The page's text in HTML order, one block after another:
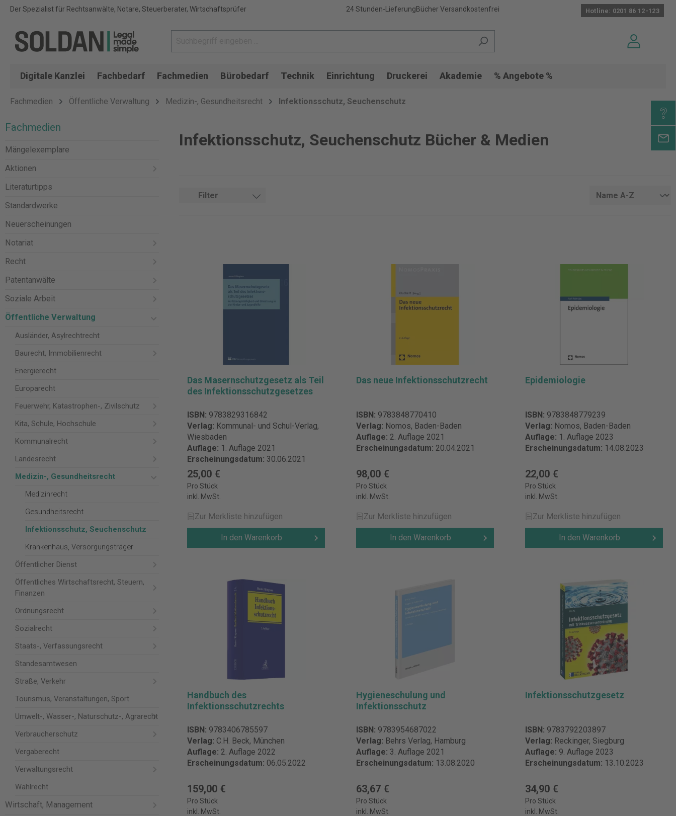
Der Spezialist für Rechtsanwälte, Notare, Steuerberater, Wirtschaftsprüfer 24 Stunden-LieferungBücher Versandkostenfrei Hotline: 0201 86 12-123
Digitale Kanzlei Fachbedarf Fachmedien Bürobedarf Technik Einrichtung Druckerei Akademie % Angebote %
Fachmedien Öffentliche Verwaltung Medizin-, Gesundheitsrecht Infektionsschutz, Seuchenschutz
Fachmedien
Mängelexemplare
Aktionen
Literaturtipps
Standardwerke
Neuerscheinungen
Notariat
Recht
Patentanwälte
Soziale Arbeit
Öffentliche Verwaltung
Ausländer, Asylrechtrecht
Baurecht, Immobilienrecht
Energierecht
Europarecht
Feuerwehr, Katastrophen-, Zivilschutz
Kita, Schule, Hochschule
Kommunalrecht
Landesrecht
Medizin-, Gesundheitsrecht
Medizinrecht
Gesundheitsrecht
Infektionsschutz, Seuchenschutz
Krankenhaus, Versorgungsträger
Öffentlicher Dienst
Öffentliches Wirtschaftsrecht, Steuern,
Finanzen
Ordnungsrecht
Sozialrecht
Staats-, Verfassungsrecht
Standesamtwesen
Straße, Verkehr
Tourismus, Veranstaltungen, Sport
Umwelt-, Wasser-, Naturschutz-, Agrarecht
Verbraucherschutz
Vergaberecht
Verwaltungsrecht
Wahlrecht
Wirtschaft, Management
Infektionsschutz, Seuchenschutz Bücher & Medien
Filter
Das Masernschutzgesetz als Teil
des Infektionsschutzgesetzes
ISBN: 9783829316842
Verlag: Kommunal- und Schul-Verlag,
Wiesbaden
Auflage: 1. Auflage 2021
Erscheinungsdatum: 30.06.2021
25,00 €
Pro Stück
inkl. MwSt.
Zur Merkliste hinzufügen
In den Warenkorb
Das neue Infektionsschutzrecht
ISBN: 9783848770410
Verlag: Nomos, Baden-Baden
Auflage: 2. Auflage 2021
Erscheinungsdatum: 20.04.2021
98,00 €
Pro Stück
inkl. MwSt.
Zur Merkliste hinzufügen
In den Warenkorb
Epidemiologie
ISBN: 9783848779239
Verlag: Nomos, Baden-Baden
Auflage: 1. Auflage 2023
Erscheinungsdatum: 14.08.2023
22,00 €
Pro Stück
inkl. MwSt.
Zur Merkliste hinzufügen
In den Warenkorb
Handbuch des
Infektionsschutzrechts
ISBN: 9783406785597
Verlag: C.H. Beck, München
Auflage: 2. Auflage 2022
Erscheinungsdatum: 06.05.2022
159,00 €
Pro Stück
inkl. MwSt.
Hygieneschulung und
Infektionsschutz
ISBN: 9783954687022
Verlag: Behrs Verlag, Hamburg
Auflage: 3. Auflage 2021
Erscheinungsdatum: 13.08.2020
63,67 €
Pro Stück
inkl. MwSt.
Infektionsschutzgesetz
ISBN: 9783792203897
Verlag: Reckinger, Siegburg
Auflage: 9. Auflage 2023
Erscheinungsdatum: 13.10.2023
34,90 €
Pro Stück
inkl. MwSt.